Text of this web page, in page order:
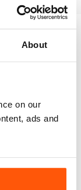
About
on our
ads and